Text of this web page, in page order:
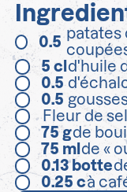
0.5 patates
5 cl d'huile
0.5
0.5
Fleur de
75gde
75 ml de «
0.13 botte
0.25 cà